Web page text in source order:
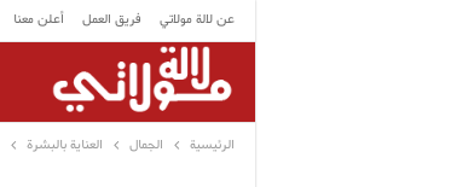
عن لالة مولاتي فريق العمل أعلن معنا
الرئيسية الجمال العناية بالبشرة